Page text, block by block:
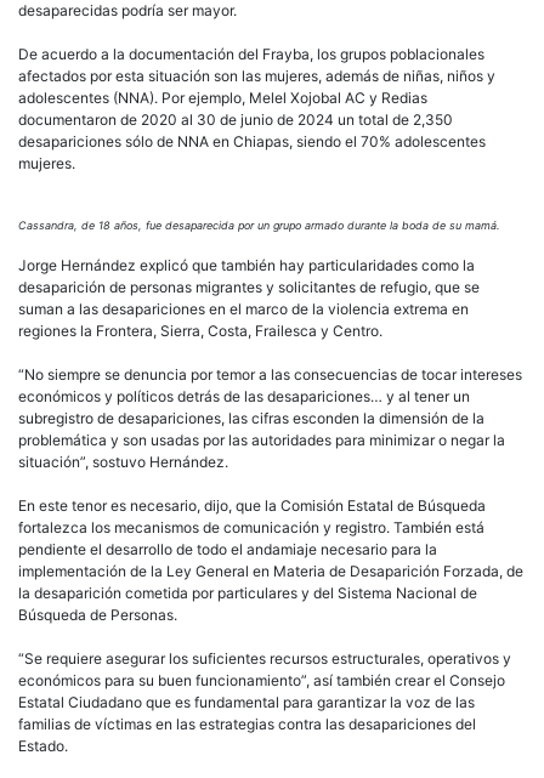
desaparecidas podría ser mayor.
De acuerdo a la documentación del Frayba, los grupos poblacionales
afectados por esta situación son las mujeres, además de niñas, niños y
adolescentes (NNA). Por ejemplo, Melel Xojobal AC y Redias
documentaron de 2020 al 30 de junio de 2024 un total de 2,350
desapariciones sólo de NNA en Chiapas, siendo el 70% adolescentes
mujeres.
Cassandra, de 18 años, fue desaparecida por un grupo armado durante la boda de su mamá.
Jorge Hernández explicó que también hay particularidades como la
desaparición de personas migrantes y solicitantes de refugio, que se
suman a las desapariciones en el marco de la violencia extrema en
regiones la Frontera, Sierra, Costa, Frailesca y Centro.
“No siempre se denuncia por temor a las consecuencias de tocar intereses
económicos y políticos detrás de las desapariciones… y al tener un
subregistro de desapariciones, las cifras esconden la dimensión de la
problemática y son usadas por las autoridades para minimizar o negar la
situación”, sostuvo Hernández.
En este tenor es necesario, dijo, que la Comisión Estatal de Búsqueda
fortalezca los mecanismos de comunicación y registro. También está
pendiente el desarrollo de todo el andamiaje necesario para la
implementación de la Ley General en Materia de Desaparición Forzada, de
la desaparición cometida por particulares y del Sistema Nacional de
Búsqueda de Personas.
“Se requiere asegurar los suficientes recursos estructurales, operativos y
económicos para su buen funcionamiento”, así también crear el Consejo
Estatal Ciudadano que es fundamental para garantizar la voz de las
familias de víctimas en las estrategias contra las desapariciones del
Estado.